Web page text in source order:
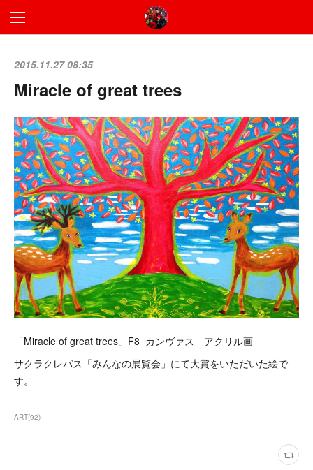
2015.11.27 08:35
Miracle of great trees
「Miracle of great trees」F8 カンヴァス アクリル画
サクラクレパス「みんなの展覧会」にて大賞をいただいた絵で
す。
ART(92)